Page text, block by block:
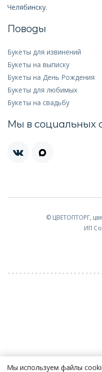
Челябинску.
Поводы
Букеты для извинений
Букеты на выписку
Букеты на День Рождения
Букеты для любимых
Букеты на свадьбу
Мы в социальных
© ЦВЕТОПТОРГ,
ИП
Мы используем файлы